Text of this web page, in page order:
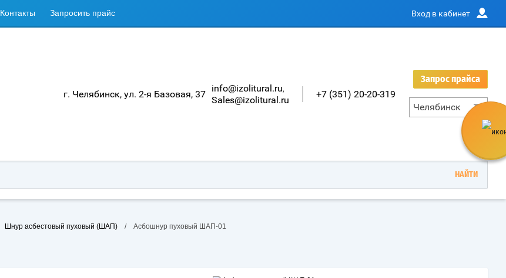
Контакты Запросить прайс Вход в кабинет
г. Челябинск, ул. 2-я Базовая, 37
info@izolitural.ru,
Sales@izolitural.ru +7 (351) 20-20-319
Запрос прайса
Челябинск
Шнур асбестовый пуховый (ШАП) / Асбошнур пуховый ШАП-01